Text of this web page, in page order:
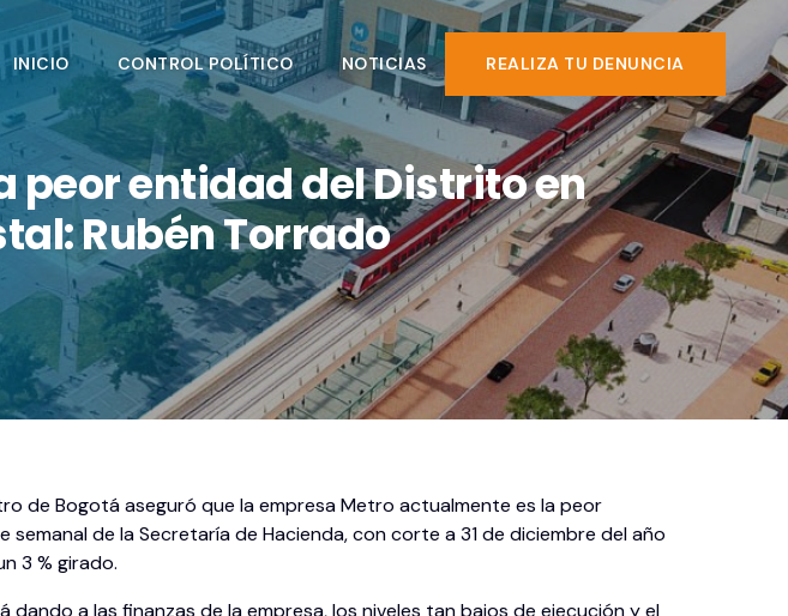
INICIO CONTROL POLÍTICO NOTICIAS REALIZA TU DENUNCIA
peor entidad del Distrito en
Rubén Torrado
de Bogotá aseguró que la empresa Metro actualmente es la peor
de la Secretaría de Hacienda, con corte a 31 de diciembre del año
3 % girado.
a las finanzas de la empresa, los niveles tan bajos de ejecución y el